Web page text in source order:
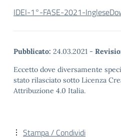
IDEI-1°-FASE-2021-Inglese
Pubblicato: 24.03.2021 -
Eccetto dove diversamente
stato rilasciato sotto Licenza
Attribuzione 4.0 Italia.
Stampa / Condividi